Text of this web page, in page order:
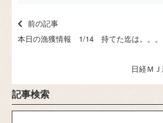
前の記事
本日の漁獲情報 1/14 持てた迄は。。。
日経Ｍ
記事検索